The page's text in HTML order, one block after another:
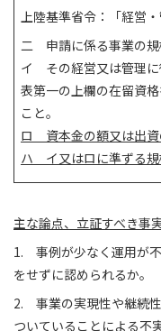
上陸基準省令：「経営・
二 申請に係る事業の規
イ その経営又は管理に
表第一の上欄の在留資
こと。
ロ 資本金の額又は出資
ハ イ又はロに準ずる規
主な論点、立証すべき事
1. 事例が少なく運用が
をせずに認められるか。
2. 事業の実現性や継続
ついていることによる不